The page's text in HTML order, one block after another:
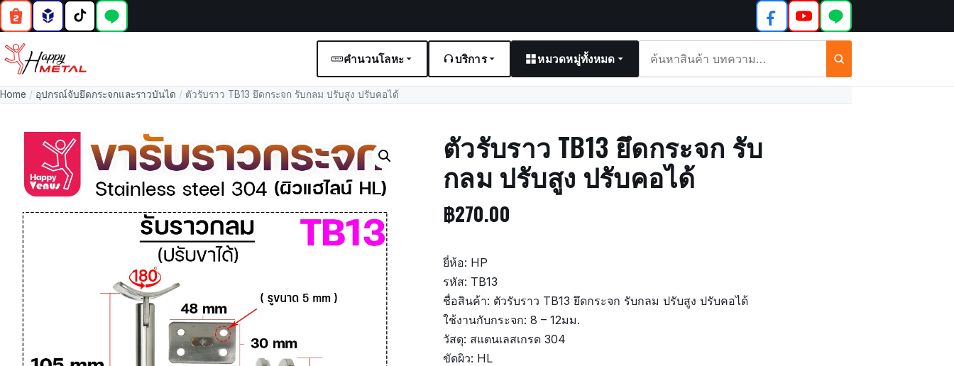
คำนวนโลหะ บริการ หมวดหมู่ทั้งหมด
และ
บทความ
Home / อุปกรณ์จับยึดกระจกและราวบันได / ตัวรับราว TB13 ยึดกระจก รับกลม ปรับสูง ปรับคอได้
ตัวรับราว TB13 ยึดกระจก รับ
กลม ปรับสูง ปรับคอได้
฿270.00
ยี่ห้อ: HP
รหัส: TB13
ชื่อสินค้า: ตัวรับราว TB13 ยึดกระจก รับกลม ปรับสูง ปรับคอได้
ใช้งานกับกระจก: 8 – 12มม.
วัสดุ: สแตนเลสเกรด 304
ขัดผิว: HL